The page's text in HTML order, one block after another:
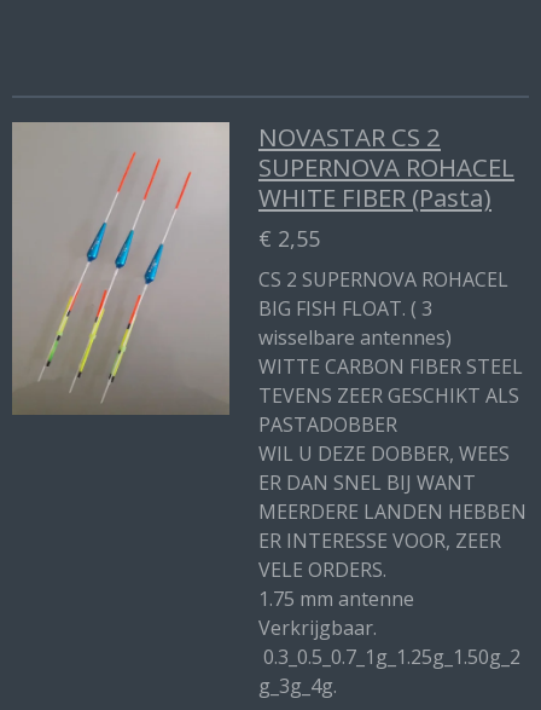
NOVASTAR CS 2
SUPERNOVA ROHACEL
WHITE FIBER (Pasta)
€ 2,55
CS 2 SUPERNOVA ROHACEL
BIG FISH FLOAT. ( 3
wisselbare antennes)
WITTE CARBON FIBER STEEL
TEVENS ZEER GESCHIKT ALS
PASTADOBBER
WIL U DEZE DOBBER, WEES
ER DAN SNEL BIJ WANT
MEERDERE LANDEN HEBBEN
ER INTERESSE VOOR, ZEER
VELE ORDERS.
1.75 mm antenne
Verkrijgbaar.
0.3_0.5_0.7_1g_1.25g_1.50g_2
g_3g_4g.